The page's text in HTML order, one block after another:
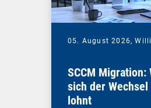
05. August 2026,
SCCM Migration:
sich der
lohnt